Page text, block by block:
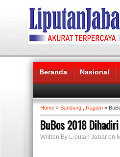
Beranda Nasional
Headlines News :
Home » Bandung Ragam »
BuBos 2018
Written By Liputan Jabar on